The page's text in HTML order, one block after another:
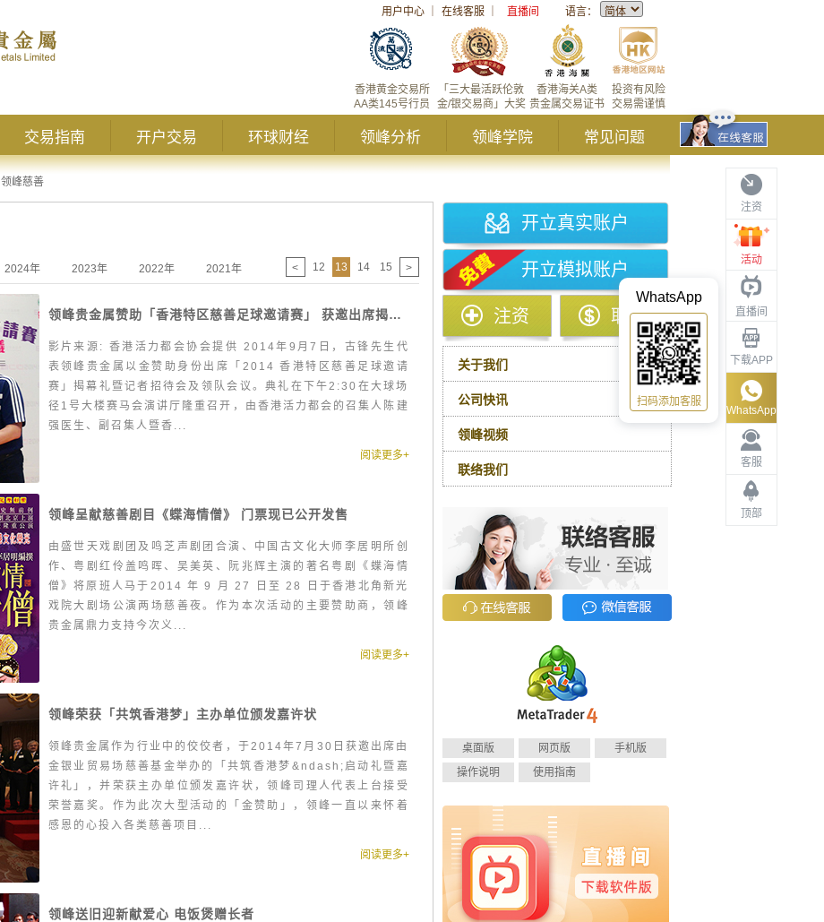
用户中心 在线客服 直播间 语言：
投资有风险
交易需谨慎
香港海关A类
贵金属交易证书
「三大最活跃伦敦
金/银交易商」大奖
香港黄金交易所
AA类145号行员
交易指南 开户交易 环球财经 领峰分析 领峰学院 常见问题
注资
活动
直播间
下载APP
客服
顶部
WhatsApp
WhatsApp
扫码添加客服
领峰慈善
2024年 2023年 2022年 2021年 2020年 2019年 2018年 2017年 2016年 2015年
< 12 13 14 15 >
领峰贵金属赞助「香港特区慈善足球邀请赛」 获邀出席揭幕礼暨领队会议
影片来源: 香港活力都会协会提供 2014年9月7日，古锋先生代
表领峰贵金属以金赞助身份出席「2014 香港特区慈善足球邀请
赛」揭幕礼暨记者招待会及领队会议。典礼在下午2:30在大球场
径1号大楼赛马会演讲厅隆重召开，由香港活力都会的召集人陈建
强医生、副召集人暨香...
阅读更多+
领峰呈献慈善剧目《蝶海情僧》 门票现已公开发售
由盛世天戏剧团及鸣芝声剧团合演、中国古文化大师李居明所创
作、粤剧红伶盖鸣晖、吴美英、阮兆辉主演的著名粤剧《蝶海情
僧》将原班人马于2014 年 9 月 27 日至 28 日于香港北角新光
戏院大剧场公演两场慈善夜。作为本次活动的主要赞助商，领峰
贵金属鼎力支持今次义...
阅读更多+
领峰荣获「共筑香港梦」主办单位颁发嘉许状
领峰贵金属作为行业中的佼佼者，于2014年7月30日获邀出席由
金银业贸易场慈善基金举办的「共筑香港梦&ndash;启动礼暨嘉
许礼」，并荣获主办单位颁发嘉许状，领峰司理人代表上台接受
荣誉嘉奖。作为此次大型活动的「金赞助」，领峰一直以来怀着
感恩的心投入各类慈善项目...
阅读更多+
领峰送旧迎新献爱心 电饭煲赠长者
开立真实账户
开立模拟账户
注资 取款
关于我们
公司快讯
领峰视频
联络我们
桌面版 网页版
手机版
操作说明
使用指南